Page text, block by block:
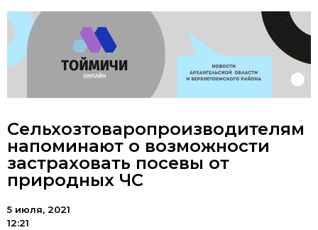
Сельхозтоваропроизводителям
напоминают о возможности
застраховать посевы от
природных ЧС
5 июля, 2021
12:21